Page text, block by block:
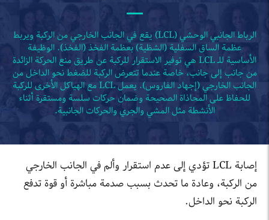
الرباط الجانبي الوحشي (LCL) يقع في الجانب الخارجي من الركبة ويربط
عظمة الساق السفلية (الشظية) بعظمة الفخذ (الفخذ). الوظيفة
الأساسية للـ LCL هي توفير الاستقرار للركبة عن طريق منع الحركة الزائدة
من جانب إلى جانب، خاصة عندما تتعرض الركبة للضغط نحو الداخل من
الجانب الخارجي (إجهاد الفاروس). يعمل LCL مع الهياكل الأخرى للركبة
للحفاظ على المحاذاة الصحيحة وضمان حركات سلسة ومستقرة أثناء
الأنشطة مثل المشي والجري والحركات الجانبية.
إصابة LCL تؤدي إلى عدم استقرار وألم في الجانب الخارجي
من الركبة، وعادة ما تحدث بسبب صدمة مباشرة أو قوة تدفع
الركبة نحو الداخل.